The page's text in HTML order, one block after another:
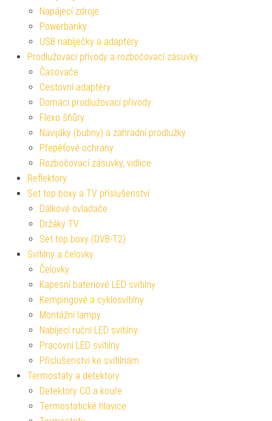
Napájecí zdroje
Powerbanky
USB nabíječky a adaptéry
Prodlužovací přívody a rozbočovací zásuvky
Časovače
Cestovní adaptéry
Domácí prodlužovací přívody
Flexo šňůry
Navijáky (bubny) a zahradní prodlužky
Přepěťové ochrany
Rozbočovací zásuvky, vidlice
Reflektory
Set top boxy a TV příslušenství
Dálkové ovladače
Držáky TV
Set top boxy (DVB-T2)
Svítilny a čelovky
Čelovky
Kapesní bateriové LED svítilny
Kempingové a cyklosvítilny
Montážní lampy
Nabíjecí ruční LED svítilny
Pracovní LED svítilny
Příslušenství ke svítilnám
Termostaty a detektory
Detektory CO a kouře
Termostatické hlavice